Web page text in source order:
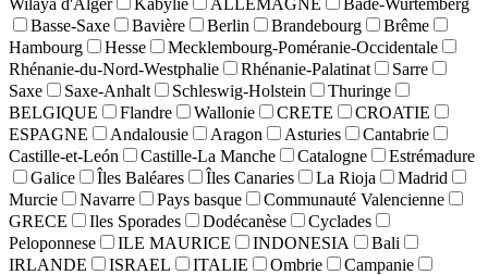
Basse-Saxe
Bavière Berlin Brandebourg
Brême
Hambourg
Hesse
Mecklembourg-Poméranie-Occidentale
Rhénanie-du-Nord-Westphalie
Rhénanie-Palatinat
Sarre
Saxe
Saxe-Anhalt Schleswig-Holstein
Thuringe
BELGIQUE
Flandre Wallonie CRETE
CROATIE
ESPAGNE
Andalousie Aragon Asturies
Cantabrie
Castille-et-León
Castille-La Manche Catalogne
Estrémadure
Galice
Îles Baléares Îles Canaries La Rioja
Madrid
Murcie
Navarre Pays basque
Communauté Valencienne
GRECE
Iles Sporades Dodécanèse
Cyclades
Peloponnese
ILE MAURICE INDONESIA
Bali
IRLANDE
ISRAEL ITALIE Ombrie
Campanie